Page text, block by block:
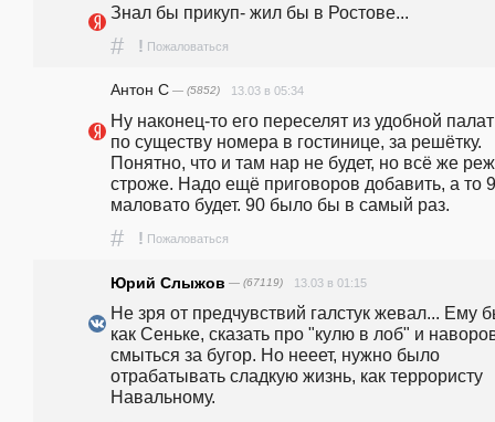
Знал бы прикуп- жил бы в Ростове...
# ! Пожаловаться
Антон С — (5852) 13.03 в 05:34
Ну наконец-то его переселят из удобной
по существу номера в гостинице, за решётку.
Понятно, что и там нар не будет, но всё же
строже. Надо ещё приговоров добавить, а то
маловато будет. 90 было бы в самый раз.
# ! Пожаловаться
Юрий Слыжов — (67119) 13.03 в 01:15
Не зря от предчувствий галстук жевал... Ему
как Сеньке, сказать про "кулю в лоб" и
смыться за бугор. Но нееет, нужно было
отрабатывать сладкую жизнь, как террористу
Навальному.